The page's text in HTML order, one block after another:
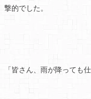
撃的でした。
「皆さん、雨が降っても